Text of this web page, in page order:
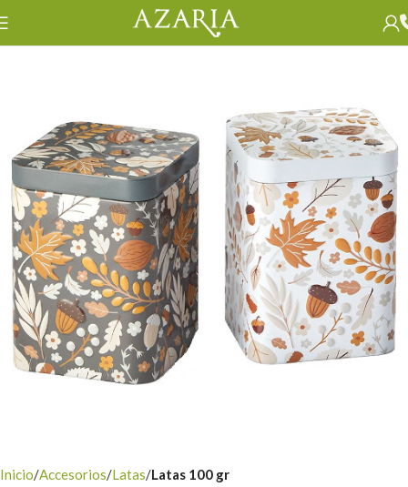
Inicio Accesorios Latas Latas 100 gr